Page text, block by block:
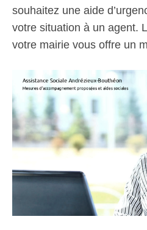
souhaitez une aide
votre situation à un agent.
votre mairie vous offre un